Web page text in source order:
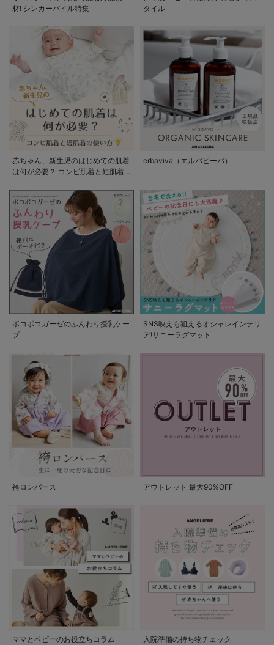
材! シンカーパイル特集
タイル
赤ちゃん、新生児のはじめての肌着
は何が必要？ コンビ肌着と短肌着
erbaviva（エルバビーバ）
ポコポコガーゼのふんわり授乳ケー
プ
SNS映えも狙えるオシャレインテリ
ア!サニーラグマット
袴ロンパース アウトレット 最大90%OFF
ママとベビーのお役立ちコラム 入院準備の持ち物チェック